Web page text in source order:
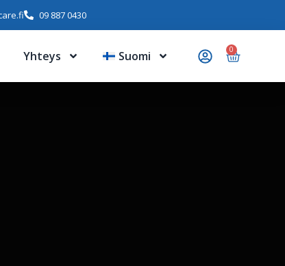
09 887 0430
Yhteys Suomi 0